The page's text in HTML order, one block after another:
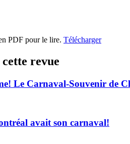
PDF pour le lire. Télécharger
revue
Le Carnaval-Souvenir de
avait son carnaval!